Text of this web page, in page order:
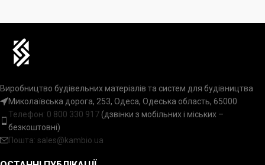
Виробництво будівельних матеріалів та систем для будівництва
Миколаївська дорога, 253, Одеса, Одеська область, 65000
Телефон: 0 800 330 917(дзвінки з мобільних і міських –
безкоштовні)
Пошта: sales@kambio.ua